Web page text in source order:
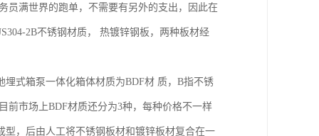
员满世界的跑单，不需要有另外的支出，因此在
2B不锈钢材质， 热镀锌钢板，两种板材经
式箱泵一体化箱体材质为BDF材 质，B指不锈
前市场上BDF材质还分为3种，每种价格不一样
型，后由人工将不锈钢板材和镀锌板材复合在一